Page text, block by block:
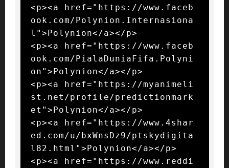
<p><a href="https://www.faceb
ook.com/Polynion.Internasiona
l">Polynion</a></p>
<p><a href="https://www.faceb
ook.com/PialaDuniaFifa.Polyni
on">Polynion</a></p>
<p><a href="https://myanimeli
st.net/profile/predictionmark
et">Polynion</a></p>
<p><a href="https://www.4shar
ed.com/u/bxWnsDz9/ptskydigita
l82.html">Polynion</a></p>
<p><a href="https://www.reddi